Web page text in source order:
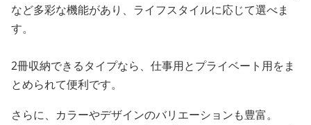
など多彩な機能があり、ライフスタイルに応じて選べま
す。
2冊収納できるタイプなら、仕事用とプライベート用をま
とめられて便利です。
さらに、カラーやデザインのバリエーションも豊富。